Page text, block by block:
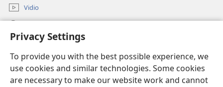
Privacy Settings
To provide you with the best possible experience, we
use cookies and similar technologies. Some cookies
are necessary to make our website work and cannot
Vidio
(opens
window)BIBLIOTEKA ONLINE Watchtower™
(opens